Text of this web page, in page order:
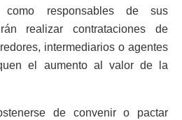
como responsables de sus
realizar contrataciones de
intermediarios o agentes
el aumento al valor de la
de convenir o pactar